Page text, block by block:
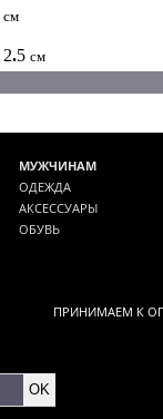
см
2.5 см
МУЖЧИНАМ
ОДЕЖДА
АКСЕССУАРЫ
ОБУВЬ
ПРИНИМАЕМ К
OK